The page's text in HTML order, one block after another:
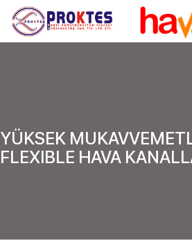
YÜKSEK
FLEXIBLE HAVA